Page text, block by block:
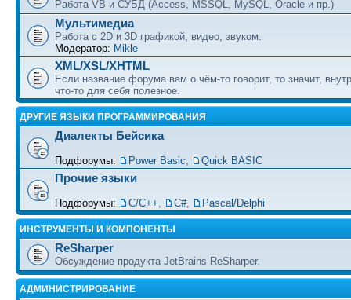
Работа VB и СУБД (Access, MSSQL, MySQL, Oracle и пр.)
Мультимедиа
Работа с 2D и 3D графикой, видео, звуком.
Модератор: Mikle
XML/XSL/XHTML
Если название форума вам о чём-то говорит, то значит,
что-то для себя полезное.
ДРУГИЕ ЯЗЫКИ ПРОГРАММИРОВАНИЯ
Диалекты Бейсика
Подфорумы: Power Basic, Quick BASIC
Прочие языки
Подфорумы: С/С++, C#, Pascal/Delphi
ИНСТРУМЕНТЫ И КОМПОНЕНТЫ
ReSharper
Обсуждение продукта JetBrains ReSharper.
АДМИНИСТРИРОВАНИЕ